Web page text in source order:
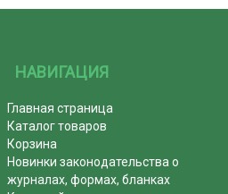
НАВИГАЦИЯ
Главная страница
Каталог товаров
Корзина
Новинки законодательства о
журналах, формах, бланках